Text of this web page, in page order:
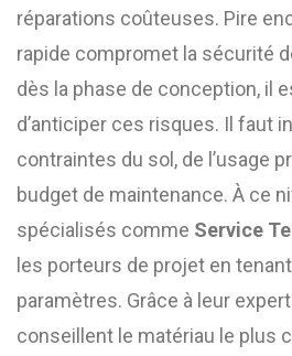
réparations coûteuses. Pire
rapide compromet la sécurité
dès la phase de conception, il
d’anticiper ces risques. Il faut
contraintes du sol, de l’usage
budget de maintenance. À ce
spécialisés comme Service
les porteurs de projet en
paramètres. Grâce à leur
conseillent le matériau le plus